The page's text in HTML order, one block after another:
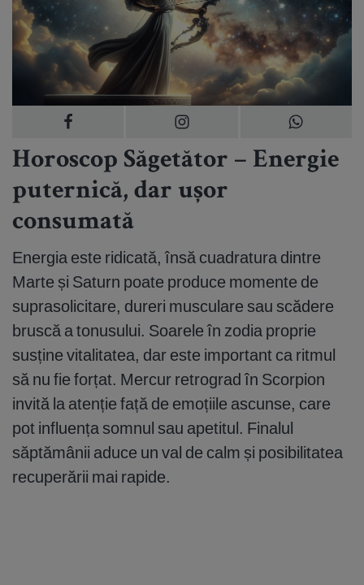
Horoscop Săgetător – Energie
puternică, dar ușor
consumată
Energia este ridicată, însă cuadratura dintre
Marte și Saturn poate produce momente de
suprasolicitare, dureri musculare sau scădere
bruscă a tonusului. Soarele în zodia proprie
susține vitalitatea, dar este important ca ritmul
să nu fie forțat. Mercur retrograd în Scorpion
invită la atenție față de emoțiile ascunse, care
pot influența somnul sau apetitul. Finalul
săptămânii aduce un val de calm și posibilitatea
recuperării mai rapide.